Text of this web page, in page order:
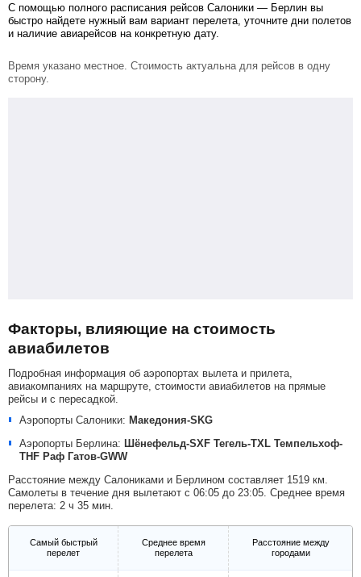
С помощью полного расписания рейсов Салоники — Берлин вы
быстро найдете нужный вам вариант перелета, уточните дни полетов
и наличие авиарейсов на конкретную дату.
Время указано местное. Стоимость актуальна для рейсов в одну
сторону.
Факторы, влияющие на стоимость
авиабилетов
Подробная информация об аэропортах вылета и прилета,
авиакомпаниях на маршруте, стоимости авиабилетов на прямые
рейсы и с пересадкой.
Аэропорты Салоники: Македония-SKG
Аэропорты Берлина: Шёнефельд-SXF Тегель-TXL Темпельхоф-
THF Раф Гатов-GWW
Расстояние между Салониками и Берлином составляет 1519 км.
Самолеты в течение дня вылетают с 06:05 до 23:05. Среднее время
перелета: 2 ч 35 мин.
Самый быстрый
перелет
Среднее время
перелета
Расстояние между
городами